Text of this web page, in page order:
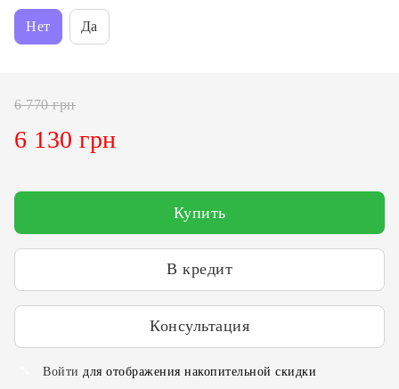
Нет Да
6 130 грн
6 770 грн
Купить
В кредит
Консультация
Войти для отображения накопительной скидки